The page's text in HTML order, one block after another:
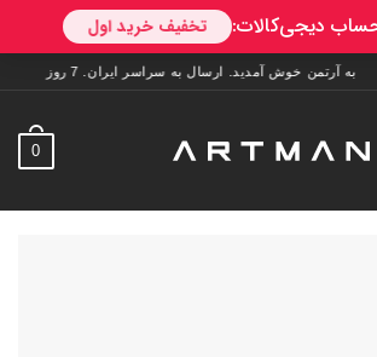
به آرتمن خوش آمدید. ارسال به سراسر ایران. 7 روز فرصت تست در منزل. 1 سال خدمات پس از فروش.
0